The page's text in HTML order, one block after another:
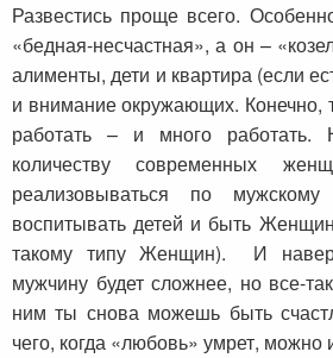
Развестись проще всего.
«бедная-несчастная», а он –
алименты, дети и квартира (если
и внимание окружающих. Конечно,
работать – и много работать.
количеству современных
реализовываться по
воспитывать детей и быть
такому типу Женщин). И
мужчину будет сложнее, но все-
ним ты снова можешь быть
чего, когда «любовь» умрет, можно